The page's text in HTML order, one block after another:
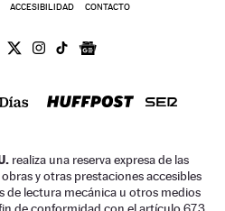
ACCESIBILIDAD CONTACTO
realiza una reserva expresa de las
y otras prestaciones accesibles
de lectura mecánica u otros medios